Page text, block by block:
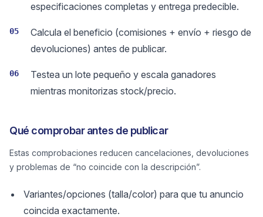
especificaciones completas y entrega predecible.
05
Calcula el beneficio (comisiones + envío + riesgo de
devoluciones) antes de publicar.
06
Testea un lote pequeño y escala ganadores
mientras monitorizas stock/precio.
Qué comprobar antes de publicar
Estas comprobaciones reducen cancelaciones, devoluciones
y problemas de “no coincide con la descripción”.
Variantes/opciones (talla/color) para que tu anuncio
coincida exactamente.